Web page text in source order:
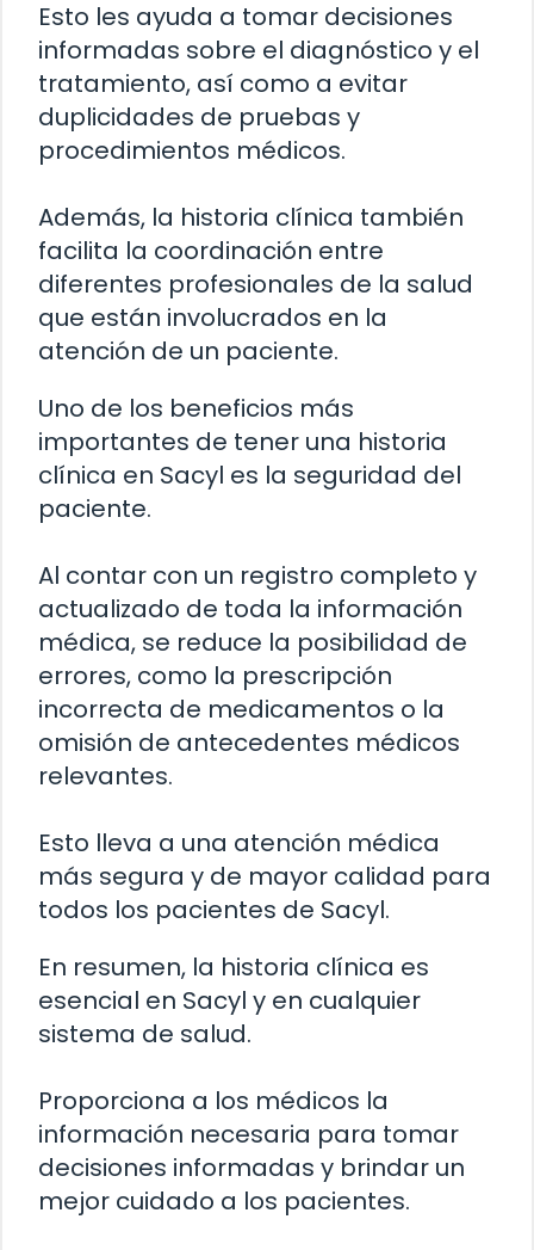
Esto les ayuda a tomar decisiones
informadas sobre el diagnóstico y el
tratamiento, así como a evitar
duplicidades de pruebas y
procedimientos médicos.
Además, la historia clínica también
facilita la coordinación entre
diferentes profesionales de la salud
que están involucrados en la
atención de un paciente.
Uno de los beneficios más
importantes de tener una historia
clínica en Sacyl es la seguridad del
paciente.
Al contar con un registro completo y
actualizado de toda la información
médica, se reduce la posibilidad de
errores, como la prescripción
incorrecta de medicamentos o la
omisión de antecedentes médicos
relevantes.
Esto lleva a una atención médica
más segura y de mayor calidad para
todos los pacientes de Sacyl.
En resumen, la historia clínica es
esencial en Sacyl y en cualquier
sistema de salud.
Proporciona a los médicos la
información necesaria para tomar
decisiones informadas y brindar un
mejor cuidado a los pacientes.